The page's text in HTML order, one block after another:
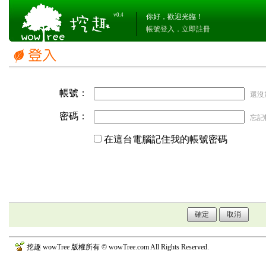
v0.4
你好，歡迎光臨！
帳號登入 ． 立即註冊
帳號： 還
密碼： 忘記
在這台電腦記住我的帳號密碼
挖趣 wowTree 版權所有 © wowTree.com All Rights Reserved.